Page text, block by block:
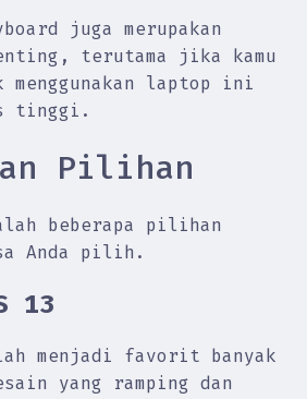
juga merupakan
terutama jika kamu
menggunakan laptop ini
tinggi.
Pilihan
beberapa pilihan
Anda pilih.
13
menjadi favorit banyak
yang ramping dan